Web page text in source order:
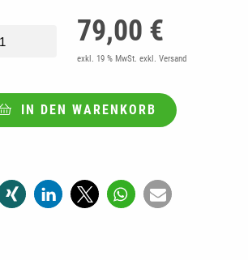
fleet.tech® ARCUSrugged II inkl. 6
79,00 €
exkl. 19 % MwSt. exkl. Versand
IN DEN WARENKORB